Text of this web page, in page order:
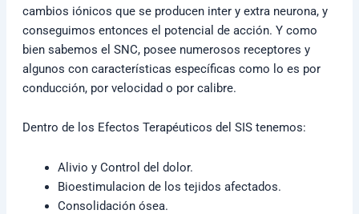
cambios iónicos que se producen inter y extra neurona, y
conseguimos entonces el potencial de acción. Y como
bien sabemos el SNC, posee numerosos receptores y
algunos con características específicas como lo es por
conducción, por velocidad o por calibre.
Dentro de los Efectos Terapéuticos del SIS tenemos:
Alivio y Control del dolor.
Bioestimulacion de los tejidos afectados.
Consolidación ósea.